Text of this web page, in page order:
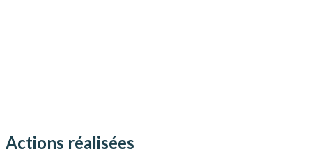
Actions réalisées